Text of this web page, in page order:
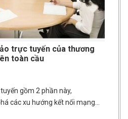
trực tuyến của thương
toàn cầu
gồm 2 phần này,
các xu hướng kết nối mạng…